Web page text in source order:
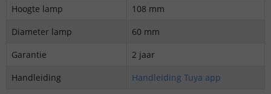
Hoogte lamp
108 mm
Diameter lamp
60 mm
Garantie
2 jaar
Handleiding
Handleiding Tuya app